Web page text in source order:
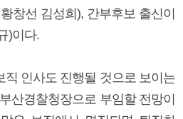
창선 김성희), 간부후보 출신이
)이다.
직 인사도 진행될 것으로 보이는
산경찰청장으로 부임할 전망이